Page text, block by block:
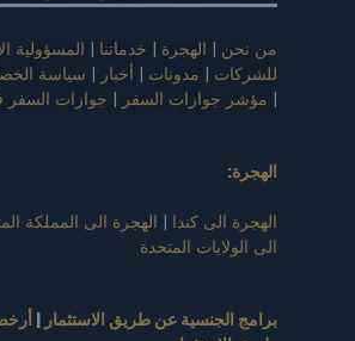
خدماتنا| المسؤولية الاجتماعية
مدونات|أخبار| سياسة الخصوصية |مقارنة
السفر |جوازات السفر في العالم
الهجرة الى المملكة المتحدة| الهجرة
المتحدة
عن طريق الاستثمار|أرخص جنسية عن